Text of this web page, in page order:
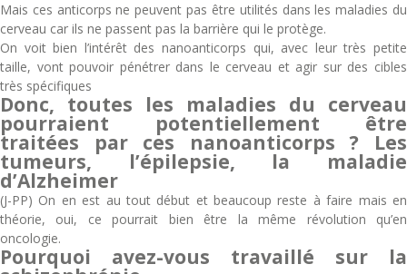
Mais ces anticorps ne peuvent pas être utilités dans les maladies du
cerveau car ils ne passent pas la barrière qui le protège.
On voit bien l’intérêt des nanoanticorps qui, avec leur très petite
taille, vont pouvoir pénétrer dans le cerveau et agir sur des cibles
très spécifiques
Donc, toutes les maladies du cerveau
pourraient potentiellement être
traitées par ces nanoanticorps ? Les
tumeurs, l’épilepsie, la maladie
d’Alzheimer
(J-PP) On en est au tout début et beaucoup reste à faire mais en
théorie, oui, ce pourrait bien être la même révolution qu’en
oncologie.
Pourquoi avez-vous travaillé sur la